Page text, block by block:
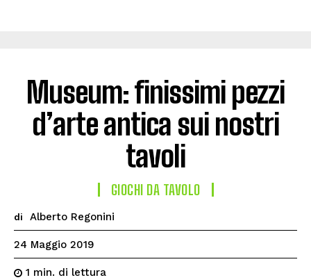
Museum: finissimi pezzi
d’arte antica sui nostri
tavoli
GIOCHI DA TAVOLO
di Alberto Regonini
24 Maggio 2019
1 min. di lettura